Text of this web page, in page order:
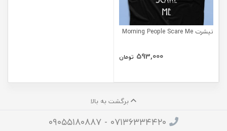
تیشرت Morning People Scare Me
593,000 تومان
برگشت به بالا
۰۷۱۳۶۳۳۴۴۲۰ - ۰۹۰۵۵۱۸۰۸۸۷